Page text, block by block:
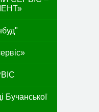
Бучанської